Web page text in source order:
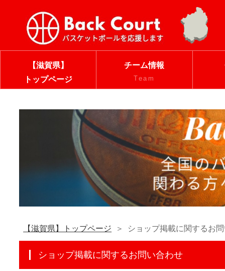
【滋賀県】
トップページ
チーム情報
Team
【滋賀県】トップページ ショップ掲載に関するお
ショップ掲載に関するお問い合わせ